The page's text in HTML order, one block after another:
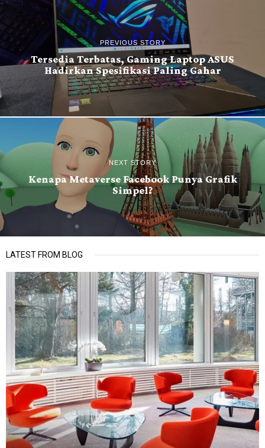
PREVIOUS STORY
Tersedia Terbatas, Gaming Laptop ASUS
Hadirkan Spesifikasi Paling Gahar
NEXT STORY
Kenapa Metaverse Facebook Punya Grafik
Simpel?
LATEST FROM BLOG